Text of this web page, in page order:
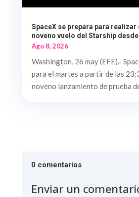
SpaceX se prepara para realizar
noveno vuelo del Starship
Ago 8, 2026
Washington, 26 may (EFE).-
para el martes a partir de las
noveno lanzamiento de prueba
0 comentarios
Enviar un